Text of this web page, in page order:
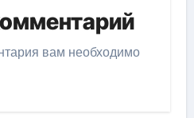
вам необходимо